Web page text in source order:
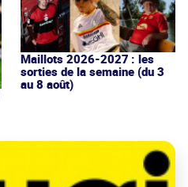
Maillots 2026-2027 : les
sorties de la semaine (du 3
au 8 août)